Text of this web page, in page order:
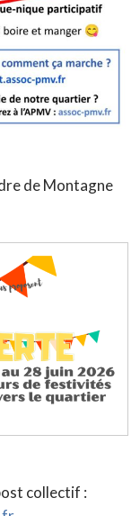
de Montagne
collectif :